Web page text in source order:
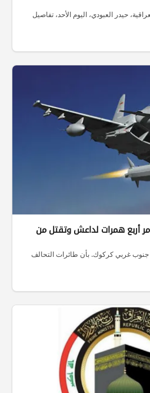
حيدر العبودي، اليوم الأحد، تفاصيل
أربع همرات لداعش وتقتل من
جنوب غربي كركوك. بأن طائرات التحالف